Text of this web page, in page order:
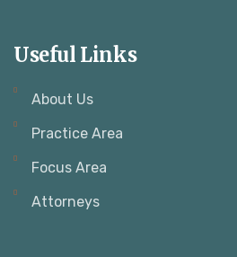
Useful Links
About Us
Practice Area
Focus Area
Attorneys